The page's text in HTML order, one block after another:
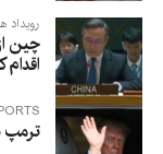
رویداد
چین
اقدام
ترمپ